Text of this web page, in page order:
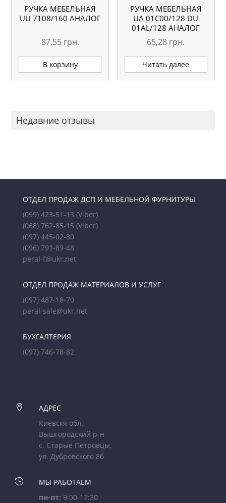
РУЧКА МЕБЕЛЬНАЯ
UU 7108/160 АНАЛОГ
87,55 грн.
В корзину
РУЧКА МЕБЕЛЬНАЯ
UA 01С00/128 DU
01AL/128 АНАЛОГ
65,28 грн.
Читать далее
Недавние отзывы
ОТДЕЛ ПРОДАЖ ДСП И МЕБЕЛЬНОЙ ФУРНИТУРЫ
(099) 423-51-13 (Viber)
(068) 762-85-15 (Viber)
(097) 445-02-80
(096) 791-89-48
peral-f@ukr.net
ОТДЕЛ ПРОДАЖ МАТЕРИАЛОВ И УСЛУГ
(097) 487-18-70
peral-sale@ukr.net
БУХГАЛТЕРИЯ
(097) 746-78-82

АДРЕС
Киевскя обл.,
Вышгородский р-н
с. Старые Петровцы,
ул. Дубровского 8б

МЫ РАБОТАЕМ
пн-пт: 9:00-17:30